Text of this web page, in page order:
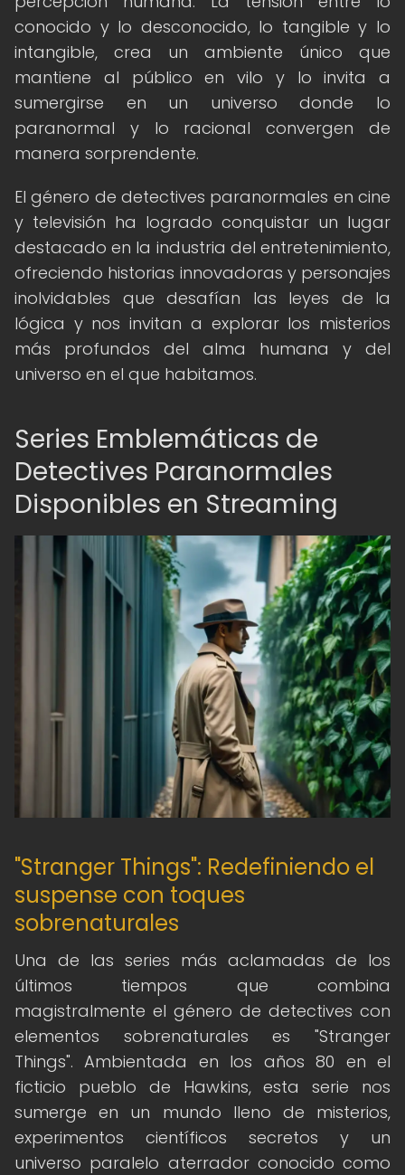
conocido y lo desconocido, lo tangible y lo
intangible, crea un ambiente único que
mantiene al público en vilo y lo invita a
sumergirse en un universo donde lo
paranormal y lo racional convergen de
manera sorprendente.
El género de detectives paranormales en cine
y televisión ha logrado conquistar un lugar
destacado en la industria del entretenimiento,
ofreciendo historias innovadoras y personajes
inolvidables que desafían las leyes de la
lógica y nos invitan a explorar los misterios
más profundos del alma humana y del
universo en el que habitamos.
Series Emblemáticas de
Detectives Paranormales
Disponibles en Streaming
"Stranger Things": Redefiniendo el
suspense con toques
sobrenaturales
Una de las series más aclamadas de los
últimos tiempos que combina
magistralmente el género de detectives con
elementos sobrenaturales es "Stranger
Things". Ambientada en los años 80 en el
ficticio pueblo de Hawkins, esta serie nos
sumerge en un mundo lleno de misterios,
experimentos científicos secretos y un
universo paralelo aterrador conocido como